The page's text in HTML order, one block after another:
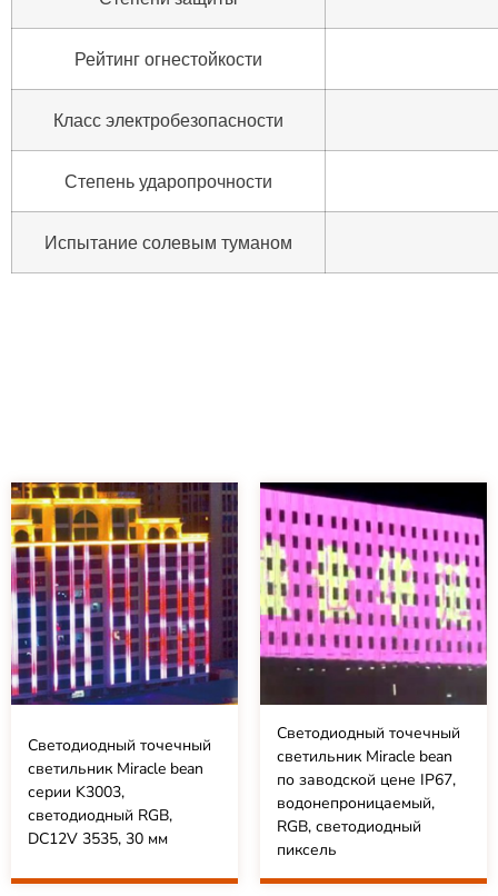
Рейтинг огнестойкости
Класс электробезопасности
Степень ударопрочности
Испытание солевым туманом
Светодиодный точечный
светильник Miracle bean
серии K3003,
светодиодный RGB,
DC12V 3535, 30 мм
Светодиодный точечный
светильник Miracle bean
по заводской цене IP67,
водонепроницаемый,
RGB, светодиодный
пиксель